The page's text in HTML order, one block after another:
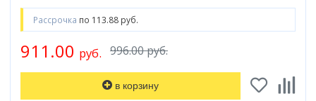
Рассрочка по 113.88 руб.
996.00 руб.
911.00 руб.
в корзину